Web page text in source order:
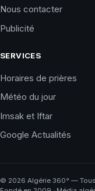
Nous contacter
Publicité
SERVICES
Horaires de prières
Météo du jour
Imsak et Iftar
Google Actualités
© 2026 Algérie 360° —